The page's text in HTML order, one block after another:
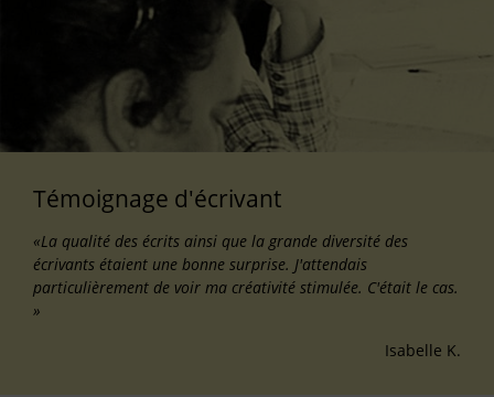
Témoignage d'écrivant
«La qualité des écrits ainsi que la grande diversité des
écrivants étaient une bonne surprise. J'attendais
particulièrement de voir ma créativité stimulée. C'était le cas.
»
Isabelle K.